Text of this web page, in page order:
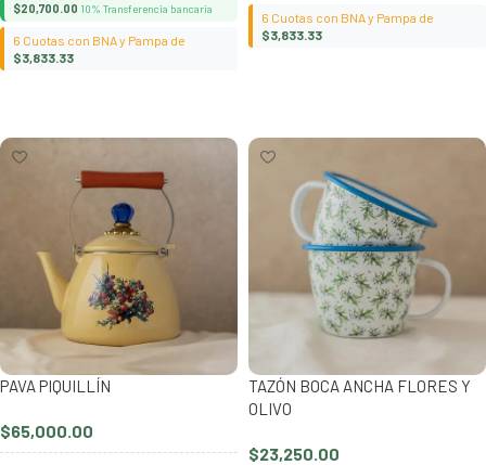
$20,700.00 10% Transferencia bancaria
6 Cuotas con BNA y Pampa de
$3,833.33
6 Cuotas con BNA y Pampa de
$3,833.33
PAVA PIQUILLÍN
$65,000.00
TAZÓN BOCA ANCHA FLORES Y
OLIVO
$23,250.00